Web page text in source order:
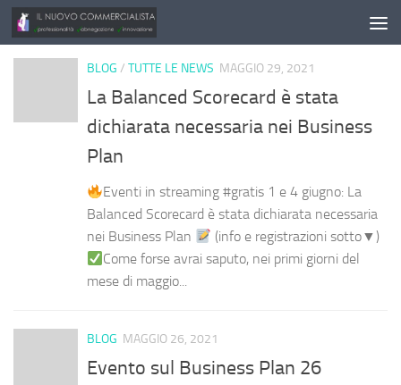
Salta al contenuto
BLOG / TUTTE LE NEWS MAGGIO 29, 2021
La Balanced Scorecard è stata
dichiarata necessaria nei Business
Plan
Eventi in streaming #gratis 1 e 4 giugno: La
Balanced Scorecard è stata dichiarata necessaria
nei Business Plan
(info e registrazioni sotto▼)
Come forse avrai saputo, nei primi giorni del
mese di maggio...
BLOG MAGGIO 26, 2021
Evento sul Business Plan 26